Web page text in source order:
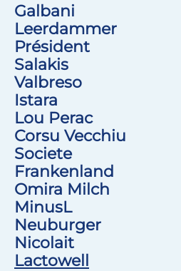
Galbani
Leerdammer
Président
Salakis
Valbreso
Istara
Lou Perac
Corsu Vecchiu
Societe
Frankenland
Omira Milch
MinusL
Neuburger
Nicolait
Lactowell